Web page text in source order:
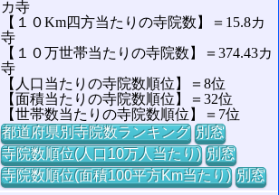
カ寺
【１０Km四方当たりの寺院数】＝15.8カ
寺
【１０万世帯当たりの寺院数】＝374.43カ
寺
【人口当たりの寺院数順位】＝8位
【面積当たりの寺院数順位】＝32位
【世帯数当たりの寺院数順位】＝7位
都道府県別寺院数ランキング 別窓
寺院数順位(人口10万人当たり) 別窓
寺院数順位(面積100平方Km当たり) 別窓